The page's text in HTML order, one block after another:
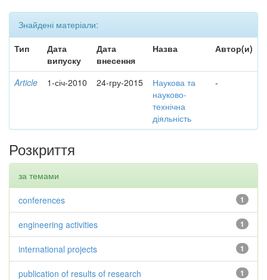
Знайдені матеріали:
Тип
Дата
випуску
Дата
внесення
Назва Автор(и)
Article 1-січ-2010 24-гру-2015
Наукова та
науково-
технічна
діяльність
-
Розкриття
за темами
1
conferences
1
engineering activities
1
international projects
1
publication of results of research